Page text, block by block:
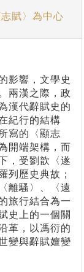
賦〉為中心
影響，文學史
兩漢之際，政
漢代辭賦史的
紀行的結構
寫的〈顯志
開端架構，而
，受劉歆〈遂
列歷史典故；
離騷〉、〈遠
旅行結合為一
史上的一個關
革，以馮衍的
變與辭賦嬗變